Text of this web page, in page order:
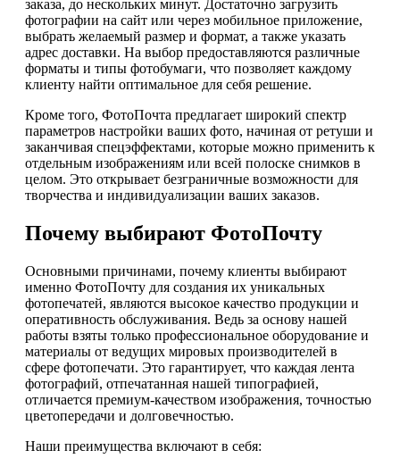
заказа, до нескольких минут. Достаточно загрузить
фотографии на сайт или через мобильное приложение,
выбрать желаемый размер и формат, а также указать
адрес доставки. На выбор предоставляются различные
форматы и типы фотобумаги, что позволяет каждому
клиенту найти оптимальное для себя решение.
Кроме того, ФотоПочта предлагает широкий спектр
параметров настройки ваших фото, начиная от ретуши и
заканчивая спецэффектами, которые можно применить к
отдельным изображениям или всей полоске снимков в
целом. Это открывает безграничные возможности для
творчества и индивидуализации ваших заказов.
Почему выбирают ФотоПочту
Основными причинами, почему клиенты выбирают
именно ФотоПочту для создания их уникальных
фотопечатей, являются высокое качество продукции и
оперативность обслуживания. Ведь за основу нашей
работы взяты только профессиональное оборудование и
материалы от ведущих мировых производителей в
сфере фотопечати. Это гарантирует, что каждая лента
фотографий, отпечатанная нашей типографией,
отличается премиум-качеством изображения, точностью
цветопередачи и долговечностью.
Наши преимущества включают в себя: